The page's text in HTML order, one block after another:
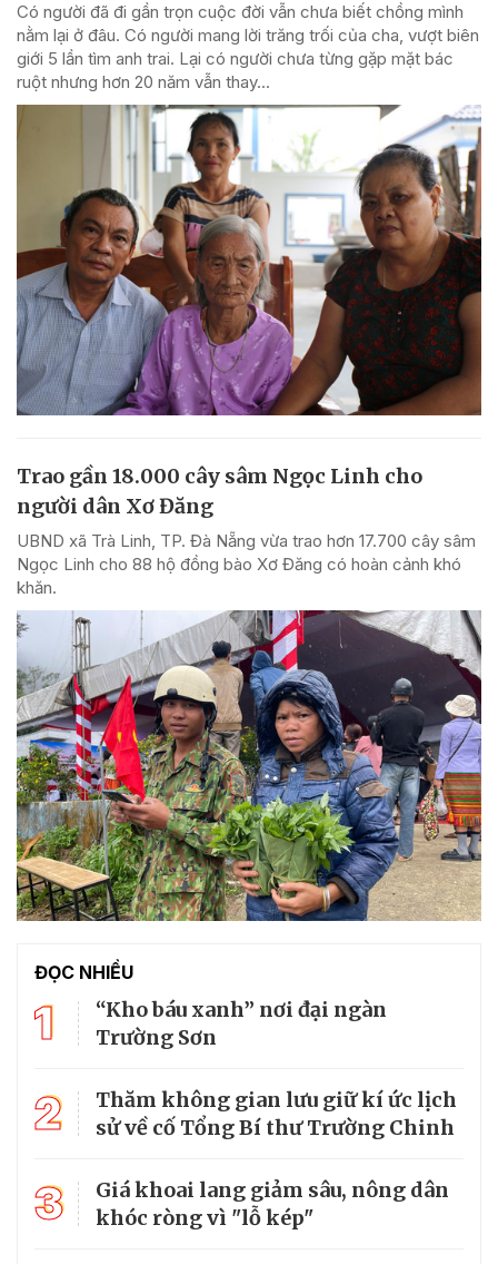
Có người đã đi gần trọn cuộc đời vẫn chưa biết chồng mình
nằm lại ở đâu. Có người mang lời trăng trối của cha, vượt biên
giới 5 lần tìm anh trai. Lại có người chưa từng gặp mặt bác
ruột nhưng hơn 20 năm vẫn thay...
Trao gần 18.000 cây sâm Ngọc Linh cho
người dân Xơ Đăng
UBND xã Trà Linh, TP. Đà Nẵng vừa trao hơn 17.700 cây sâm
Ngọc Linh cho 88 hộ đồng bào Xơ Đăng có hoàn cảnh khó
khăn.
ĐỌC NHIỀU
1
“Kho báu xanh” nơi đại ngàn
Trường Sơn
2
Thăm không gian lưu giữ kí ức lịch
sử về cố Tổng Bí thư Trường Chinh
3
Giá khoai lang giảm sâu, nông dân
khóc ròng vì "lỗ kép"